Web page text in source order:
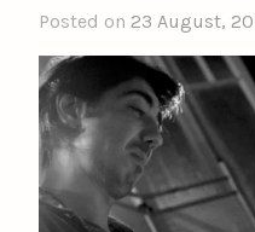
Posted on 23 August,